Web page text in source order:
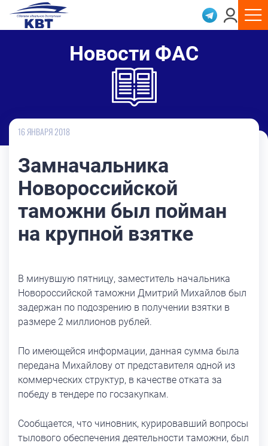
Новости ФАС
16 ЯНВАРЯ 2018
Замначальника
Новороссийской
таможни был пойман
на крупной взятке
В минувшую пятницу, заместитель начальника
Новороссийской таможни Дмитрий Михайлов был
задержан по подозрению в получении взятки в
размере 2 миллионов рублей.
По имеющейся информации, данная сумма была
передана Михайлову от представителя одной из
коммерческих структур, в качестве отката за
победу в тендере по госзакупкам.
Сообщается, что чиновник, курировавший вопросы
тылового обеспечения деятельности таможни, был